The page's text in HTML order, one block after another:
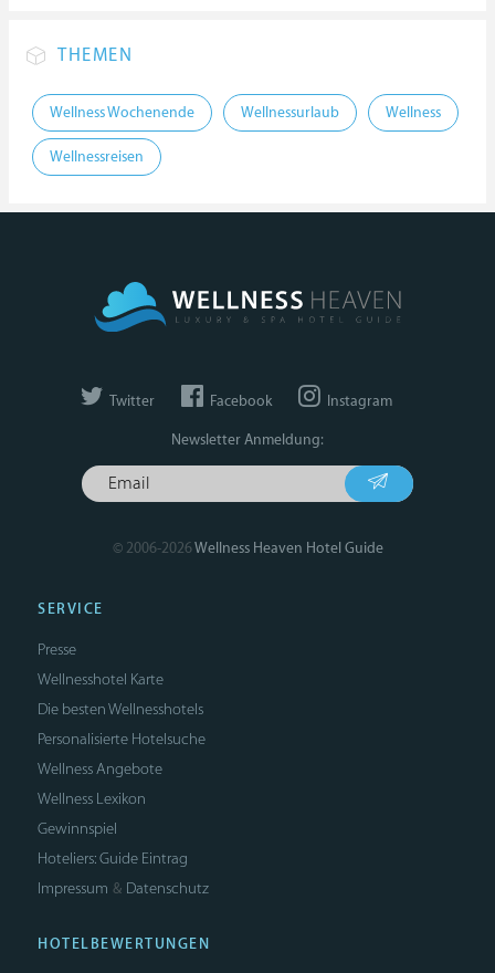
THEMEN
Wellness Wochenende Wellnessurlaub Wellness
Wellnessreisen
Twitter Facebook Instagram
Newsletter Anmeldung:
© 2006-2026Wellness Heaven Hotel Guide
SERVICE
Presse
Wellnesshotel Karte
Die besten Wellnesshotels
Personalisierte Hotelsuche
Wellness Angebote
Wellness Lexikon
Gewinnspiel
Hoteliers: Guide Eintrag
Impressum & Datenschutz
HOTELBEWERTUNGEN